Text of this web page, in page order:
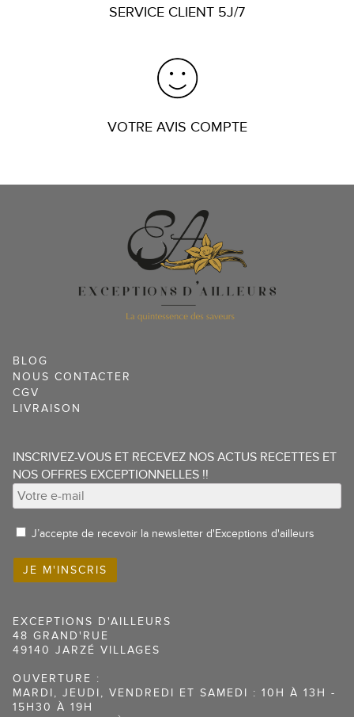
SERVICE CLIENT 5J/7
VOTRE AVIS COMPTE
BLOG
NOUS CONTACTER
CGV
LIVRAISON
INSCRIVEZ-VOUS ET RECEVEZ NOS ACTUS RECETTES ET
NOS OFFRES EXCEPTIONNELLES !!
J’accepte de recevoir la newsletter d'Exceptions d'ailleurs
EXCEPTIONS D'AILLEURS
48 GRAND'RUE
49140 JARZÉ VILLAGES
OUVERTURE :
MARDI, JEUDI, VENDREDI ET SAMEDI : 10H À 13H -
15H30 À 19H